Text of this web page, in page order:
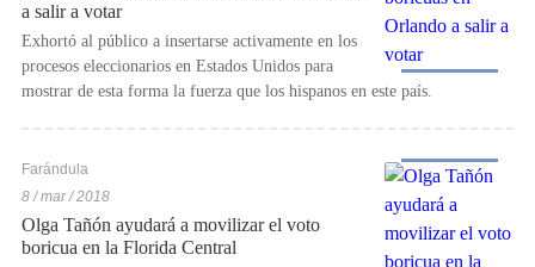
a salir a votar
Exhortó al público a insertarse activamente en los
procesos eleccionarios en Estados Unidos para
mostrar de esta forma la fuerza que los hispanos en este país.
Farándula
8 / mar / 2018
Olga Tañón ayudará a movilizar el voto
boricua en la Florida Central